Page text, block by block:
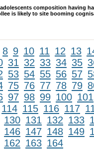
composition having
is likely to site booming
8 9 10 11 12 13
31 32 33 34 35
53 54 55 56 57
75 76 77 78 79
97 98 99 100 101
114 115 116 117
130 131 132 133
146 147 148 149
162 163 164